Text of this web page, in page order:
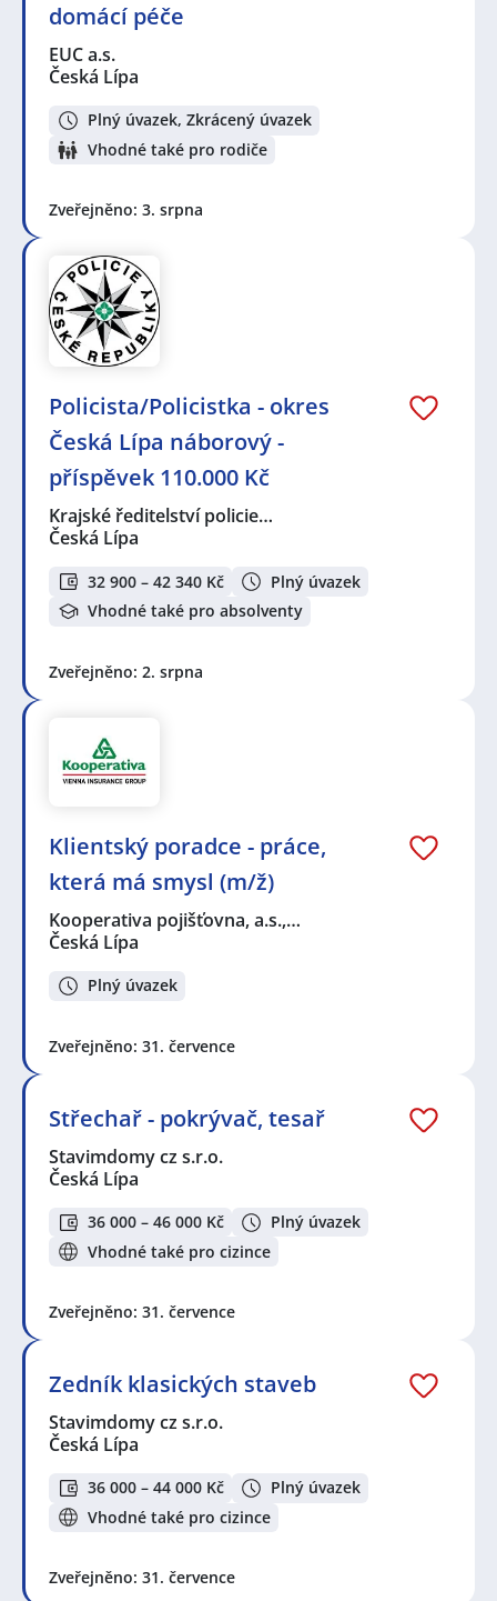
domácí péče
EUC a.s.
Česká Lípa
Plný úvazek, Zkrácený úvazek
Vhodné také pro rodiče
Zveřejněno: 3. srpna
Policista/Policistka - okres
Česká Lípa náborový -
příspěvek 110.000 Kč
Krajské ředitelství policie…
Česká Lípa
32 900 – 42 340 Kč
Plný úvazek
Vhodné také pro absolventy
Zveřejněno: 2. srpna
Klientský poradce - práce,
která má smysl (m/ž)
Kooperativa pojišťovna, a.s.,…
Česká Lípa
Plný úvazek
Zveřejněno: 31. července
Střechař - pokrývač, tesař
Stavimdomy cz s.r.o.
Česká Lípa
36 000 – 46 000 Kč
Plný úvazek
Vhodné také pro cizince
Zveřejněno: 31. července
Zedník klasických staveb
Stavimdomy cz s.r.o.
Česká Lípa
36 000 – 44 000 Kč
Plný úvazek
Vhodné také pro cizince
Zveřejněno: 31. července